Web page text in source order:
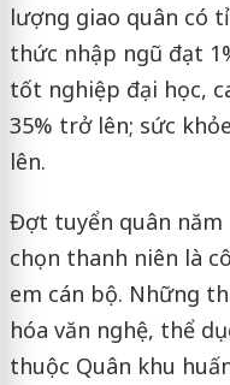
lượng giao quân có
thức nhập ngũ đạt
tốt nghiệp đại học,
35% trở lên; sức
lên.
Đợt tuyển quân năm
chọn thanh niên là
em cán bộ. Những
hóa văn nghệ, thể
thuộc Quân khu